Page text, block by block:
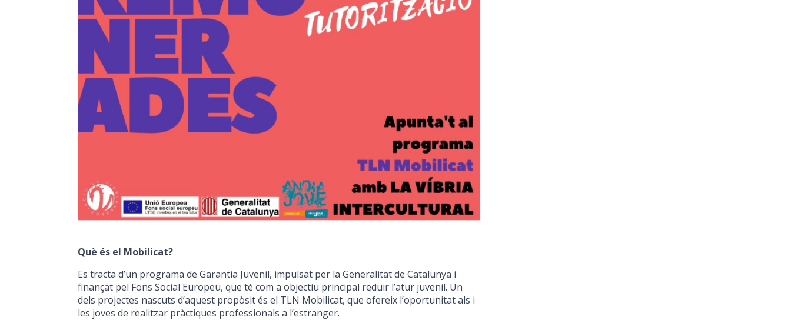
Què és el Mobilicat?
Es tracta d’un programa de Garantia Juvenil, impulsat per la Generalitat de Catalunya i
finançat pel Fons Social Europeu, que té com a objectiu principal reduir l’atur juvenil. Un
dels projectes nascuts d’aquest propòsit és el TLN Mobilicat, que ofereix l’oportunitat als i
les joves de realitzar pràctiques professionals a l’estranger.